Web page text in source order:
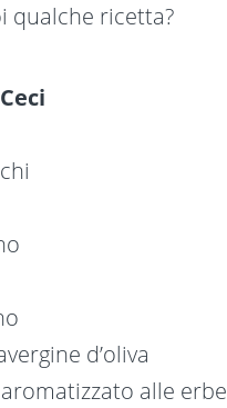
qualche ricetta?
d’oliva
alle erbe